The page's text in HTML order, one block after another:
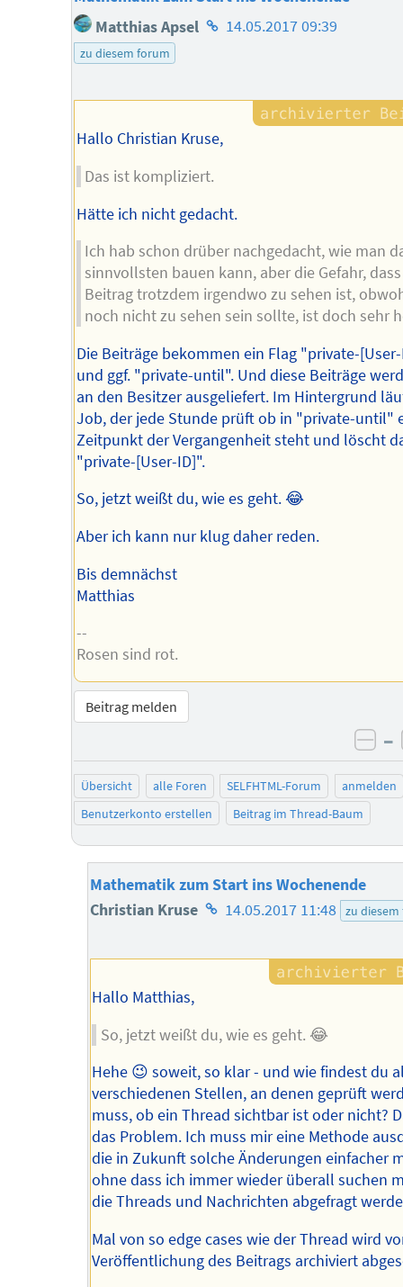
Matthias Apsel Homepage
14.05.2017 09:39
zu diesem forum
Hallo Christian Kruse,
Das ist kompliziert.
Hätte ich nicht gedacht.
Ich hab schon drüber nachgedacht, wie man
sinnvollsten bauen kann, aber die Gefahr,
Beitrag trotzdem irgendwo zu sehen ist,
noch nicht zu sehen sein sollte, ist doch sehr
Die Beiträge bekommen ein Flag "private-
und ggf. "private-until". Und diese Beiträge
an den Besitzer ausgeliefert. Im Hintergrund
Job, der jede Stunde prüft ob in "private-until"
Zeitpunkt der Vergangenheit steht und löscht
"private-[User-ID]".
So, jetzt weißt du, wie es geht. 😂
Aber ich kann nur klug daher reden.
Bis demnächst
Matthias
--
Rosen sind rot.
Beitrag melden
–
Übersicht alle Foren SELFHTML-Forum
anmelden
Benutzerkonto erstellen
Beitrag im Thread-Baum
Mathematik zum Start ins Wochenende
Christian Kruse Homepage
Autors
14.05.2017 11:48 zu
Hallo Matthias,
So, jetzt weißt du, wie es geht. 😂
Hehe 😉 soweit, so klar - und wie findest du
verschiedenen Stellen, an denen geprüft
muss, ob ein Thread sichtbar ist oder nicht?
das Problem. Ich muss mir eine Methode
die in Zukunft solche Änderungen einfacher
ohne dass ich immer wieder überall suchen
die Threads und Nachrichten abgefragt
Mal von so edge cases wie der Thread wird
Veröffentlichung des Beitrags archiviert